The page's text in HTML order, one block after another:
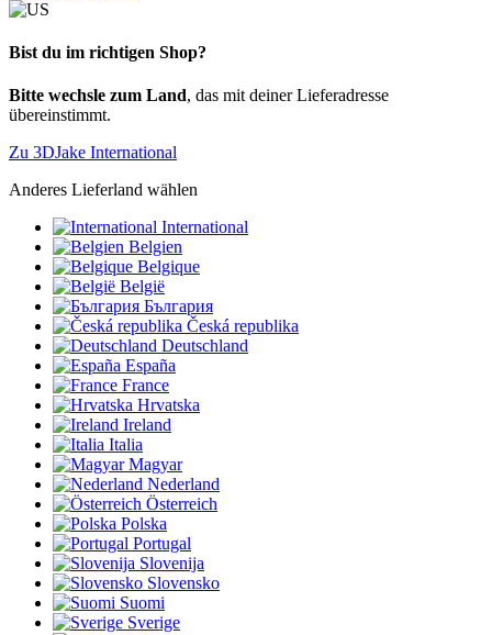
Bist du im richtigen Shop?
Bitte wechsle zum Land, das mit deiner Lieferadresse
übereinstimmt.
Zu 3DJake International
Anderes Lieferland wählen
International
Belgien
Belgique
België
България
Česká republika
Deutschland
España
France
Hrvatska
Ireland
Italia
Magyar
Nederland
Österreich
Polska
Portugal
Slovenija
Slovensko
Suomi
Sverige